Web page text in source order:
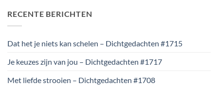
RECENTE BERICHTEN
Dat het je niets kan schelen – Dichtgedachten #1715
Je keuzes zijn van jou – Dichtgedachten #1717
Met liefde strooien – Dichtgedachten #1708